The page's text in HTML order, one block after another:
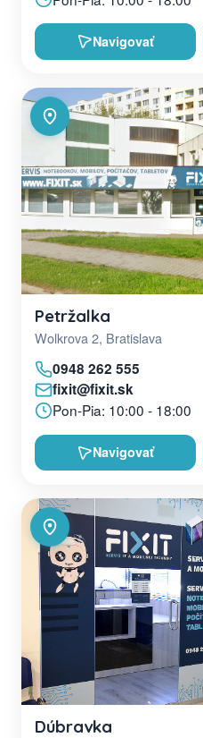
Navigovať
Petržalka
Wolkrova 2, Bratislava
0948 262 555
fixit@fixit.sk
Pon-Pia: 10:00 - 18:00
Navigovať
Dúbravka